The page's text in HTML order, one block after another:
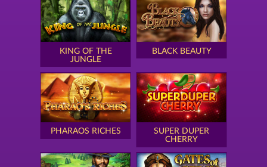
KING OF THE
JUNGLE
BLACK BEAUTY
PHARAOS RICHES
SUPER DUPER
CHERRY